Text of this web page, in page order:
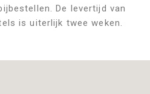
De levertijd van
is uiterlijk twee weken.